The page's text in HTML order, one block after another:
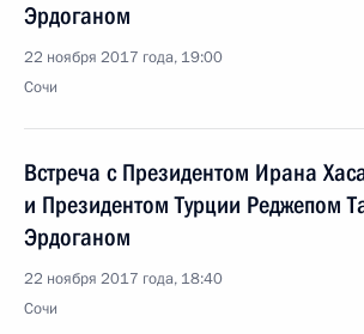
Эрдоганом
22 ноября 2017 года, 19:00
Сочи
Встреча с Президентом Ирана
и Президентом Турции Реджепом
Эрдоганом
22 ноября 2017 года, 18:40
Сочи